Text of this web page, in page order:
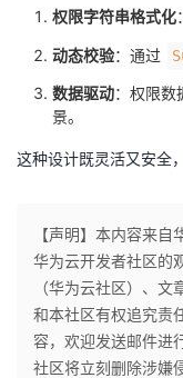
权限字符串格式化
动态校验：通过
数据驱动：权限数
景。
这种设计既灵活又安全
【声明】本内容来
华为云开发者社区的
（华为云社区）、
和本社区有权追究责
容，欢迎发送邮件进
社区将立刻删除涉嫌